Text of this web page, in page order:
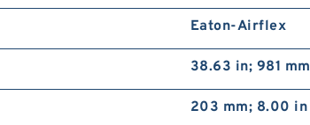
Eaton-Airflex
38.63 in; 981 mm
203 mm; 8.00 in